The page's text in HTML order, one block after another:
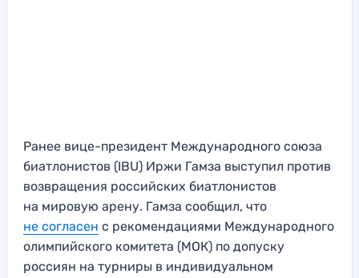
Ранее вице-президент Международного союза
биатлонистов (IBU) Иржи Гамза выступил против
возвращения российских биатлонистов
на мировую арену. Гамза сообщил, что
не согласен с рекомендациями Международного
олимпийского комитета (МОК) по допуску
россиян на турниры в индивидуальном